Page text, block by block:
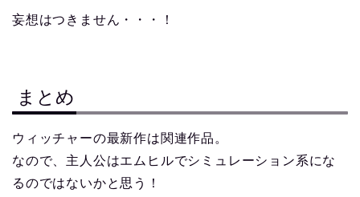
妄想はつきません・・・！
まとめ
ウィッチャーの最新作は関連作品。
なので、主人公はエムヒルでシミュレーション系にな
るのではないかと思う！